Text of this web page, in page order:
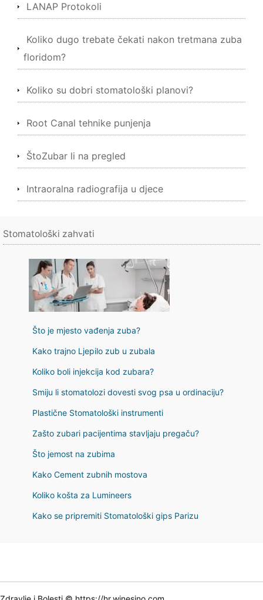
LANAP Protokoli
Koliko dugo trebate čekati nakon tretmana zuba
floridom?
Koliko su dobri stomatološki planovi?
Root Canal tehnike punjenja
ŠtoZubar li na pregled
Intraoralna radiografija u djece
Stomatološki zahvati
Što je mjesto vađenja zuba?
Kako trajno Ljepilo zub u zubala
Koliko boli injekcija kod zubara?
Smiju li stomatolozi dovesti svog psa u ordinaciju?
Plastične Stomatološki instrumenti
Zašto zubari pacijentima stavljaju pregaču?
Što jemost na zubima
Kako Cement zubnih mostova
Koliko košta za Lumineers
Kako se pripremiti Stomatološki gips Parizu